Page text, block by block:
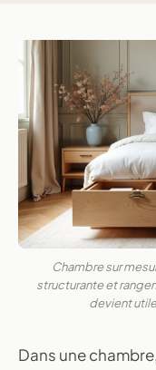
Chambre sur
structurante et
devient
Dans une